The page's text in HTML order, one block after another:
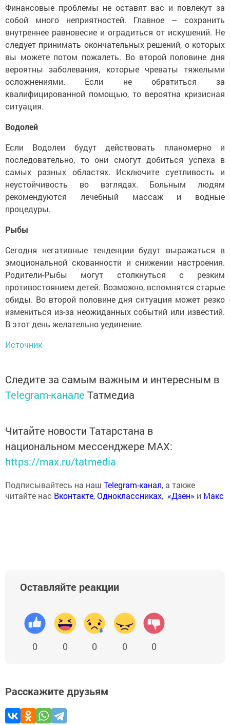
Финансовые проблемы не оставят вас и повлекут за
собой много неприятностей. Главное – сохранить
внутреннее равновесие и оградиться от искушений. Не
следует принимать окончательных решений, о которых
вы можете потом пожалеть. Во второй половине дня
вероятны заболевания, которые чреваты тяжелыми
осложнениями. Если не обратиться за
квалифицированной помощью, то вероятна кризисная
ситуация.
Водолей
Если Водолеи будут действовать планомерно и
последовательно, то они смогут добиться успеха в
самых разных областях. Исключите суетливость и
неустойчивость во взглядах. Больным людям
рекомендуются лечебный массаж и водные
процедуры.
Рыбы
Сегодня негативные тенденции будут выражаться в
эмоциональной скованности и снижении настроения.
Родители-Рыбы могут столкнуться с резким
противостоянием детей. Возможно, вспомнятся старые
обиды. Во второй половине дня ситуация может резко
измениться из-за неожиданных событий или известий.
В этот день желательно уединение.
Источник
Следите за самым важным и интересным в
Telegram-канале Татмедиа
Читайте новости Татарстана в
национальном мессенджере MАХ:
https://max.ru/tatmedia
Подписывайтесь на наш Telegram-канал, а также
читайте нас Вконтакте,Одноклассниках, «Дзен» и Макс
Оставляйте реакции
0 0 0 0 0
Расскажите друзьям